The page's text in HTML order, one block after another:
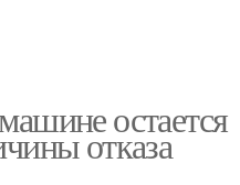
остается
отказа